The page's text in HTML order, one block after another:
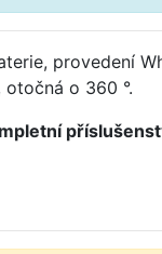
provedení
o 360 °.